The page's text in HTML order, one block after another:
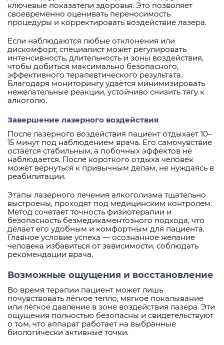
ключевые показатели здоровья. Это позволяет
своевременно оценивать переносимость
процедуры и корректировать воздействие лазера.
Если наблюдаются любые отклонения или
дискомфорт, специалист может регулировать
интенсивность, длительность и зоны воздействия,
чтобы добиться максимально безопасного,
эффективного терапевтического результата.
Благодаря мониторингу удаётся минимизировать
нежелательные реакции, устойчиво снизить тягу к
алкоголю.
Завершение лазерного воздействия
После лазерного воздействия пациент отдыхает 10–
15 минут под наблюдением врача. Его самочувствие
остаётся стабильным, а побочных эффектов не
наблюдается. После короткого отдыха человек
может вернуться к привычным делам, не нуждаясь в
реабилитации.
Этапы лазерного лечения алкоголизма тщательно
выстроены, проходят под медицинским контролем.
Метод сочетает точность физиотерапии и
безопасность безмедикаментозного подхода, что
делает его удобным и комфортным для пациента.
Главное условие успеха — осознанное желание
человека избавиться от зависимости, соблюдать
рекомендации врача.
Возможные ощущения и восстановление
Во время терапии пациент может лишь
почувствовать лёгкое тепло, мягкое покалывание
или лёгкое давление в зоне воздействия лазера. Эти
ощущения полностью безопасны и свидетельствуют
о том, что аппарат работает на выбранные
биологически активные точки.